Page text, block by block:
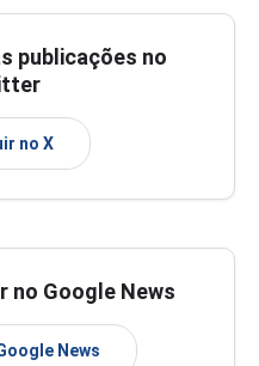
publicações no
no X
no Google News
News